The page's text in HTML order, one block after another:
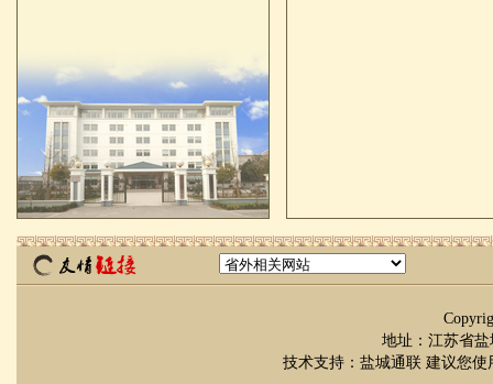
地址：江苏省盐
技术支持： 盐城通联 建议您使